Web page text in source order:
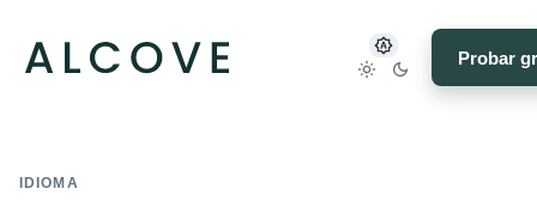
Probar
IDIOMA